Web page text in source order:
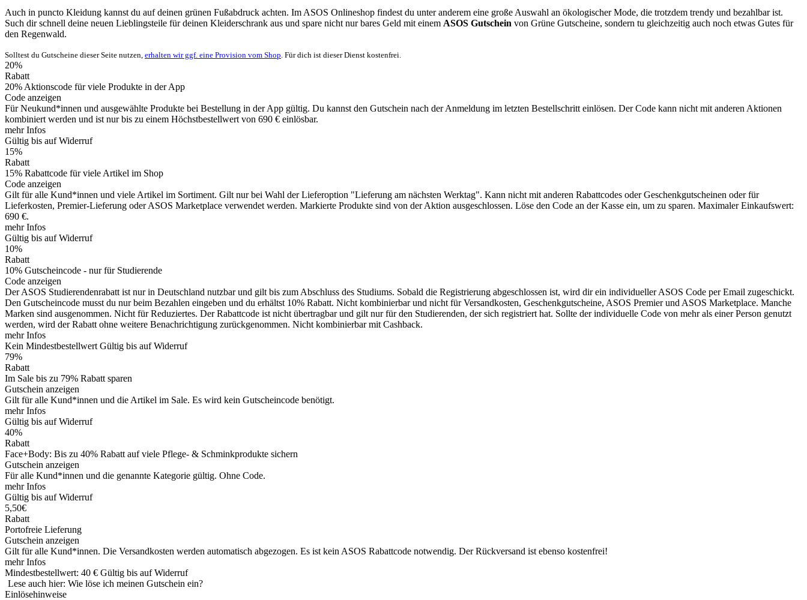
Auch in puncto Kleidung kannst du auf deinen grünen Fußabdruck achten. Im ASOS Onlineshop findest du unter anderem eine große Auswahl an ökologischer Mode, die trotzdem trendy und bezahlbar ist.
Such dir schnell deine neuen Lieblingsteile für deinen Kleiderschrank aus und spare nicht nur bares Geld mit einem ASOS Gutschein von Grüne Gutscheine, sondern tu gleichzeitig auch noch etwas Gutes für
den Regenwald.
Solltest du Gutscheine dieser Seite nutzen, erhalten wir ggf. eine Provision vom Shop . Für dich ist dieser Dienst kostenfrei.
20%
Rabatt
20% Aktionscode für viele Produkte in der App
Code anzeigen
Für Neukund*innen und ausgewählte Produkte bei Bestellung in der App gültig. Du kannst den Gutschein nach der Anmeldung im letzten Bestellschritt einlösen. Der Code kann nicht mit anderen Aktionen
kombiniert werden und ist nur bis zu einem Höchstbestellwert von 690 € einlösbar.
mehr Infos
Gültig bis auf Widerruf
15%
Rabatt
15% Rabattcode für viele Artikel im Shop
Code anzeigen
Gilt für alle Kund*innen und viele Artikel im Sortiment. Gilt nur bei Wahl der Lieferoption "Lieferung am nächsten Werktag". Kann nicht mit anderen Rabattcodes oder Geschenkgutscheinen oder für
Lieferkosten, Premier-Lieferung oder ASOS Marketplace verwendet werden. Markierte Produkte sind von der Aktion ausgeschlossen. Löse den Code an der Kasse ein, um zu sparen. Maximaler Einkaufswert:
690 €.
mehr Infos
Gültig bis auf Widerruf
10%
Rabatt
10% Gutscheincode - nur für Studierende
Code anzeigen
Der ASOS Studierendenrabatt ist nur in Deutschland nutzbar und gilt bis zum Abschluss des Studiums. Sobald die Registrierung abgeschlossen ist, wird dir ein individueller ASOS Code per Email zugeschickt.
Den Gutscheincode musst du nur beim Bezahlen eingeben und du erhältst 10% Rabatt. Nicht kombinierbar und nicht für Versandkosten, Geschenkgutscheine, ASOS Premier und ASOS Marketplace. Manche
Marken sind ausgenommen. Nicht für Reduziertes. Der Rabattcode ist nicht übertragbar und gilt nur für den Studierenden, der sich registriert hat. Sollte der individuelle Code von mehr als einer Person genutzt
werden, wird der Rabatt ohne weitere Benachrichtigung zurückgenommen. Nicht kombinierbar mit Cashback.
mehr Infos
Kein Mindestbestellwert Gültig bis auf Widerruf
79%
Rabatt
Im Sale bis zu 79% Rabatt sparen
Gutschein anzeigen
Gilt für alle Kund*innen und die Artikel im Sale. Es wird kein Gutscheincode benötigt.
mehr Infos
Gültig bis auf Widerruf
40%
Rabatt
Face+Body: Bis zu 40% Rabatt auf viele Pflege- & Schminkprodukte sichern
Gutschein anzeigen
Für alle Kund*innen und die genannte Kategorie gültig. Ohne Code.
mehr Infos
Gültig bis auf Widerruf
5,50€
Rabatt
Portofreie Lieferung
Gutschein anzeigen
Gilt für alle Kund*innen. Die Versandkosten werden automatisch abgezogen. Es ist kein ASOS Rabattcode notwendig. Der Rückversand ist ebenso kostenfrei!
mehr Infos
Mindestbestellwert: 40 € Gültig bis auf Widerruf
Lese auch hier: Wie löse ich meinen Gutschein ein?
Einlösehinweise